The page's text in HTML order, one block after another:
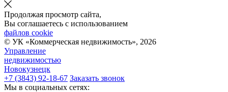
Продолжая просмотр сайта,
Вы соглашаетесь с использованием
файлов cookie
© УК «Коммерческая недвижимость», 2026
Управление
недвижимостью
Новокузнецк
+7 (3843) 92-18-67 Заказать звонок
Мы в социальных сетях: